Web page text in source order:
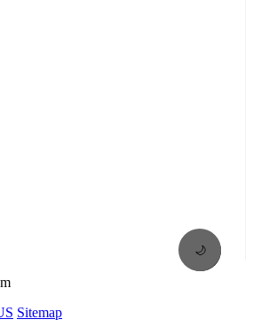
🌙
Sitemap